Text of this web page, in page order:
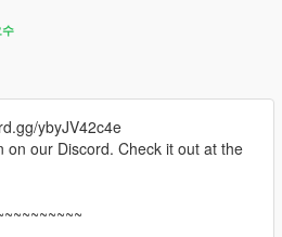
ybyJV42c4e
on our Discord. Check it out at the